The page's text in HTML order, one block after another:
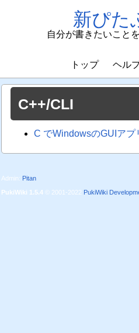
新ぴた
自分が書きたいこと
トップ ヘル
C++/CLI
C でWindowsのGUIアプ
Admin: Pitan
PukiWiki 1.5.4 © 2001-2022 PukiWiki